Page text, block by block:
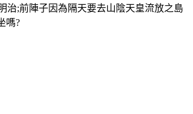
治;前陣子因為隔天要去山陰天皇流放之島
嗎?